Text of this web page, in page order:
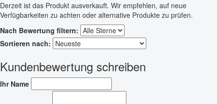
Derzeit ist das Produkt ausverkauft. Wir empfehlen, auf neue
Verfügbarkeiten zu achten oder alternative Produkte zu prüfen.
Nach Bewertung filtern:
Sortieren nach:
Kundenbewertung schreiben
Ihr Name